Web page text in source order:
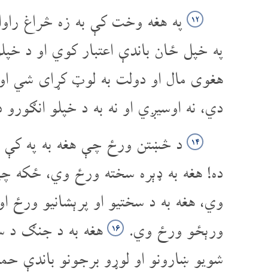
۱۲
په هغه وخت کې به زه څراغ
په خپل ځان باندې اعتبار کوي او د
هغوی مال او دولت به لوټ کړای شي
دي، نه اوسیږي او نه به د خپلو
۱۴
د څښتن ورځ چې هغه به په کې
ده! هغه به ډېره سخته ورځ وي،
وي، هغه به د سختیو او پرېشانیو ورځ
ورېځو ورځ وي.
۱۶
هغه به د جنګ د
شویو ښارونو او لوړو برجونو باندې